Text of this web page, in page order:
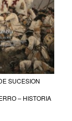
SUCESION
– HISTORIA